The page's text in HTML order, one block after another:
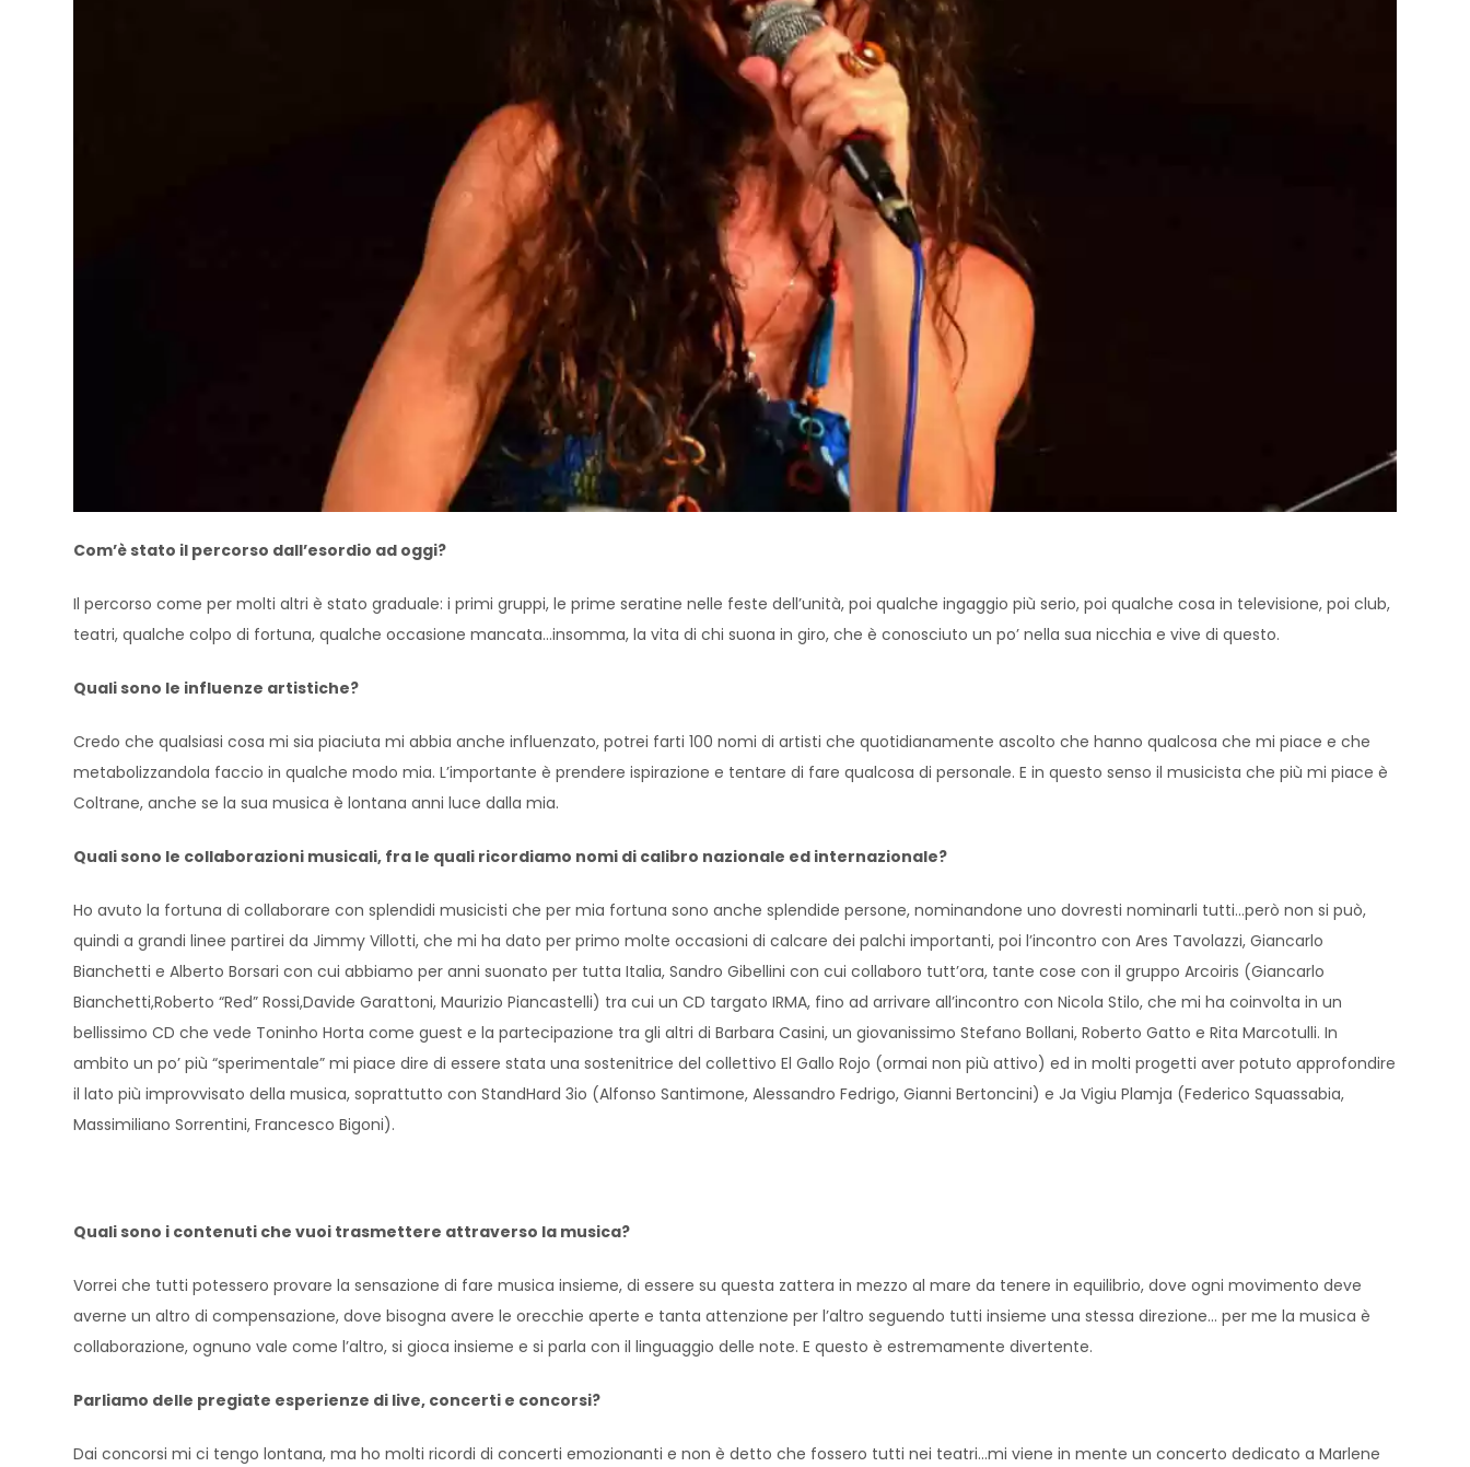
Com’è stato il percorso dall’esordio ad oggi?
Il percorso come per molti altri è stato graduale: i primi gruppi, le prime seratine nelle feste dell’unità, poi qualche ingaggio più serio, poi qualche cosa in televisione, poi club,
teatri, qualche colpo di fortuna, qualche occasione mancata…insomma, la vita di chi suona in giro, che è conosciuto un po’ nella sua nicchia e vive di questo.
Quali sono le influenze artistiche?
Credo che qualsiasi cosa mi sia piaciuta mi abbia anche influenzato, potrei farti 100 nomi di artisti che quotidianamente ascolto che hanno qualcosa che mi piace e che
metabolizzandola faccio in qualche modo mia. L’importante è prendere ispirazione e tentare di fare qualcosa di personale. E in questo senso il musicista che più mi piace è
Coltrane, anche se la sua musica è lontana anni luce dalla mia.
Quali sono le collaborazioni musicali, fra le quali ricordiamo nomi di calibro nazionale ed internazionale?
Ho avuto la fortuna di collaborare con splendidi musicisti che per mia fortuna sono anche splendide persone, nominandone uno dovresti nominarli tutti…però non si può,
quindi a grandi linee partirei da Jimmy Villotti, che mi ha dato per primo molte occasioni di calcare dei palchi importanti, poi l’incontro con Ares Tavolazzi, Giancarlo
Bianchetti e Alberto Borsari con cui abbiamo per anni suonato per tutta Italia, Sandro Gibellini con cui collaboro tutt’ora, tante cose con il gruppo Arcoiris (Giancarlo
Bianchetti,Roberto “Red” Rossi,Davide Garattoni, Maurizio Piancastelli) tra cui un CD targato IRMA, fino ad arrivare all’incontro con Nicola Stilo, che mi ha coinvolta in un
bellissimo CD che vede Toninho Horta come guest e la partecipazione tra gli altri di Barbara Casini, un giovanissimo Stefano Bollani, Roberto Gatto e Rita Marcotulli. In
ambito un po’ più “sperimentale” mi piace dire di essere stata una sostenitrice del collettivo El Gallo Rojo (ormai non più attivo) ed in molti progetti aver potuto approfondire
il lato più improvvisato della musica, soprattutto con StandHard 3io (Alfonso Santimone, Alessandro Fedrigo, Gianni Bertoncini) e Ja Vigiu Plamja (Federico Squassabia,
Massimiliano Sorrentini, Francesco Bigoni).
Quali sono i contenuti che vuoi trasmettere attraverso la musica?
Vorrei che tutti potessero provare la sensazione di fare musica insieme, di essere su questa zattera in mezzo al mare da tenere in equilibrio, dove ogni movimento deve
averne un altro di compensazione, dove bisogna avere le orecchie aperte e tanta attenzione per l’altro seguendo tutti insieme una stessa direzione… per me la musica è
collaborazione, ognuno vale come l’altro, si gioca insieme e si parla con il linguaggio delle note. E questo è estremamente divertente.
Parliamo delle pregiate esperienze di live, concerti e concorsi?
Dai concorsi mi ci tengo lontana, ma ho molti ricordi di concerti emozionanti e non è detto che fossero tutti nei teatri…mi viene in mente un concerto dedicato a Marlene